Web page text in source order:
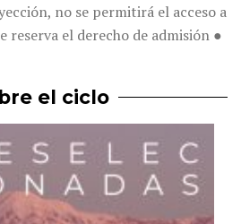
no se permitirá el acceso a
reserva el derecho de admisión ●
el ciclo